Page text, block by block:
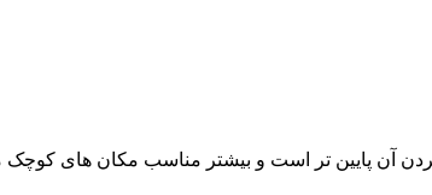
آن پایین تر است و بیشتر مناسب مکان های